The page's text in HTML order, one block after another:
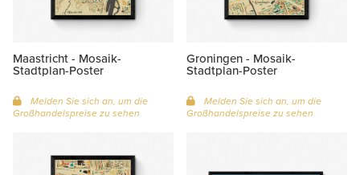
Maastricht - Mosaik-
Stadtplan-Poster
Melden Sie sich an, um die
Großhandelspreise zu sehen
Groningen - Mosaik-
Stadtplan-Poster
Melden Sie sich an, um die
Großhandelspreise zu sehen